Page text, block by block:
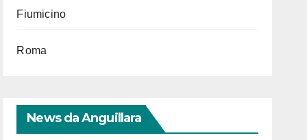
Fiumicino
Roma
News da Anguillara